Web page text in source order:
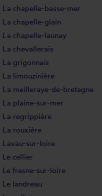
La chapelle-basse-mer
La chapelle-glain
La chapelle-launay
La chevallerais
La grigonnais
La limouzinière
La meilleraye-de-bretagne
La plaine-sur-mer
La regrippière
La rouxière
Lavau-sur-loire
Le cellier
Le fresne-sur-loire
Le landreau